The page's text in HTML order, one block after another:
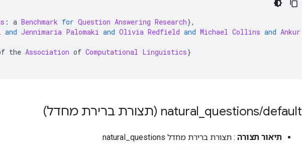
: a Benchmark for Question Answering Research},
and Jennimaria Palomaki and Olivia Redfield and Michael Collins and Ankur
the Association of Computational Linguistics}
natural questions/default (תצורת ברירת מחדל)
תיאור תצורה : תצורת ברירת מחדל natural_questions